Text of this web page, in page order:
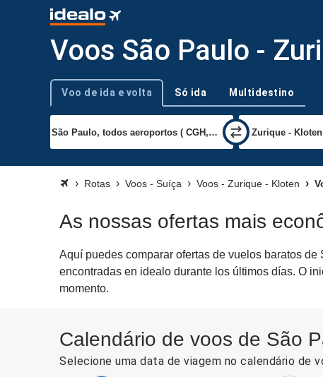
Voos São Paulo -
Tipo de viagem
Voo de ida e volta Só ida Multidestino
Rotas Voos - Suíça Voos - Zurique - Kloten
As nossas ofertas mais
Aquí puedes comparar ofertas de vuelos baratos
encontradas en idealo durante los últimos días. O
momento.
Calendário de voos de São
Selecione uma data de viagem no calendário de